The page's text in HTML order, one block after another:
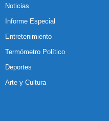
Noticias
Informe Especial
Entretenimiento
Termómetro Político
Deportes
Arte y Cultura